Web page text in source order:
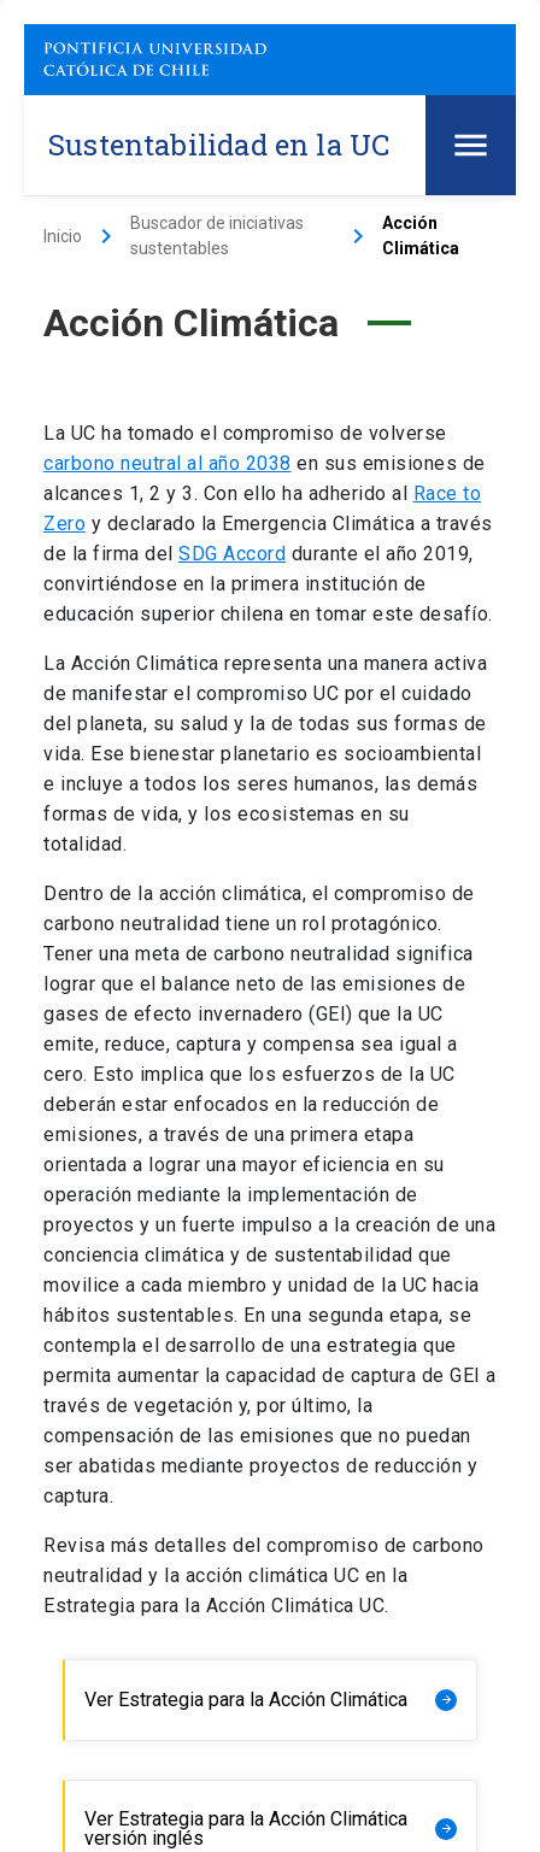
Sustentabilidad en la UC
Inicio keyboard_arrow_right
Buscador de iniciativas
sustentables
keyboard_arrow_right
Acción
Climática
Acción Climática
La UC ha tomado el compromiso de volverse
carbono neutral al año 2038 en sus emisiones de
alcances 1, 2 y 3. Con ello ha adherido al Race to
Zero y declarado la Emergencia Climática a través
de la firma del SDG Accord durante el año 2019,
convirtiéndose en la primera institución de
educación superior chilena en tomar este desafío.
La Acción Climática representa una manera activa
de manifestar el compromiso UC por el cuidado
del planeta, su salud y la de todas sus formas de
vida. Ese bienestar planetario es socioambiental
e incluye a todos los seres humanos, las demás
formas de vida, y los ecosistemas en su
totalidad.
Dentro de la acción climática, el compromiso de
carbono neutralidad tiene un rol protagónico.
Tener una meta de carbono neutralidad significa
lograr que el balance neto de las emisiones de
gases de efecto invernadero (GEI) que la UC
emite, reduce, captura y compensa sea igual a
cero. Esto implica que los esfuerzos de la UC
deberán estar enfocados en la reducción de
emisiones, a través de una primera etapa
orientada a lograr una mayor eficiencia en su
operación mediante la implementación de
proyectos y un fuerte impulso a la creación de una
conciencia climática y de sustentabilidad que
movilice a cada miembro y unidad de la UC hacia
hábitos sustentables. En una segunda etapa, se
contempla el desarrollo de una estrategia que
permita aumentar la capacidad de captura de GEI a
través de vegetación y, por último, la
compensación de las emisiones que no puedan
ser abatidas mediante proyectos de reducción y
captura.
Revisa más detalles del compromiso de carbono
neutralidad y la acción climática UC en la
Estrategia para la Acción Climática UC.
Ver Estrategia para la Acción Climática arrow_forward
Ver Estrategia para la Acción Climática
versión inglés
arrow_forward